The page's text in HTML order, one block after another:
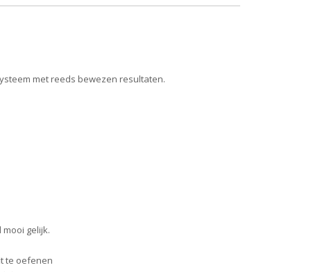
met reeds bewezen resultaten.
gelijk.
te oefenen